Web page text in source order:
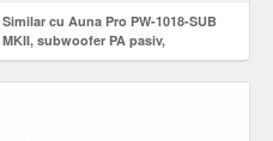
Similar cu Auna Pro PW-1018-SUB
MKII, subwoofer PA pasiv,
subwoofer 18 ', 600 W RMS / 1200 W
max.